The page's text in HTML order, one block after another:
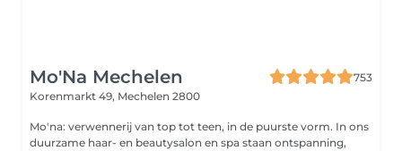
Mo'Na Mechelen
753
Korenmarkt 49, Mechelen 2800
Mo'na: verwennerij van top tot teen, in de puurste vorm. In ons
duurzame haar- en beautysalon en spa staan ontspanning,